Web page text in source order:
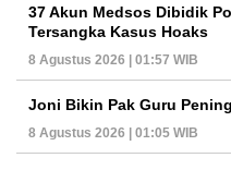
37 Akun Medsos Dibidik
Tersangka Kasus Hoaks
8 Agustus 2026 | 01:57 WIB
Joni Bikin Pak Guru
8 Agustus 2026 | 01:05 WIB